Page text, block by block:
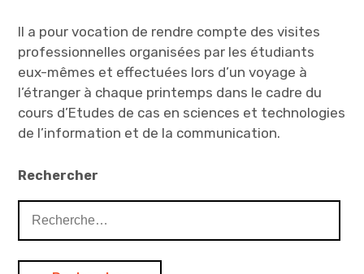
Il a pour vocation de rendre compte des visites
professionnelles organisées par les étudiants
eux-mêmes et effectuées lors d’un voyage à
l’étranger à chaque printemps dans le cadre du
cours d’Etudes de cas en sciences et technologies
de l’information et de la communication.
Rechercher